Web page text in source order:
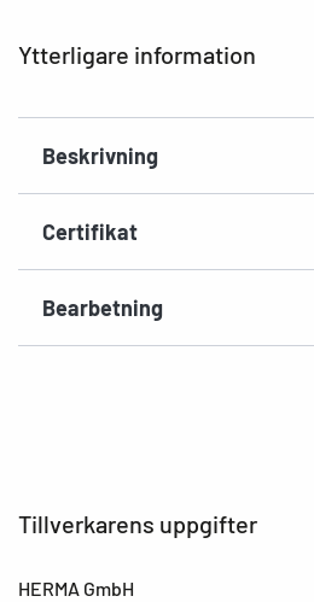
Ytterligare information
Beskrivning
Certifikat
Bearbetning
Tillverkarens uppgifter
HERMA GmbH